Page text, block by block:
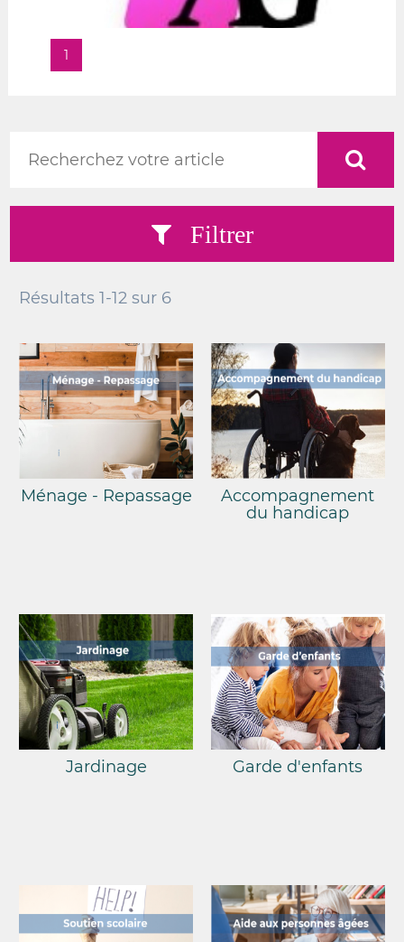
1
Filtrer
Résultats1-12 sur 6
Ménage - Repassage
Accompagnement
du handicap
Jardinage Garde d'enfants